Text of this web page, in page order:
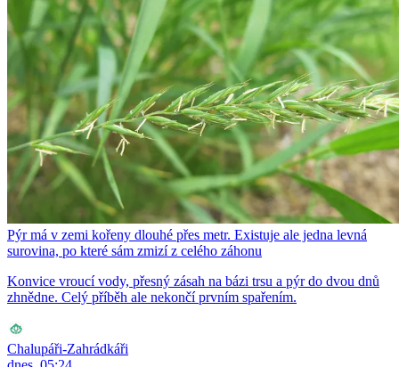
Pýr má v zemi kořeny dlouhé přes metr. Existuje ale jedna levná
surovina, po které sám zmizí z celého záhonu
Konvice vroucí vody, přesný zásah na bázi trsu a pýr do dvou dnů
zhnědne. Celý příběh ale nekončí prvním spařením.
Chalupáři-Zahrádkáři